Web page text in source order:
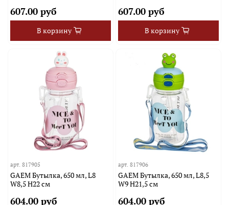
607.00 руб
В корзину
607.00 руб
В корзину
арт.817905
GAEM Бутылка, 650 мл, L8
W8,5 H22 см
604.00 руб
арт. 817906
GAEM Бутылка, 650 мл, L8,5
W9 H21,5 см
604.00 руб